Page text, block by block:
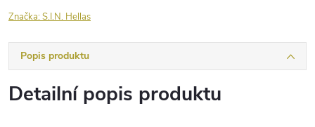
Značka:S.I.N. Hellas
Popis produktu
Detailní popis produktu